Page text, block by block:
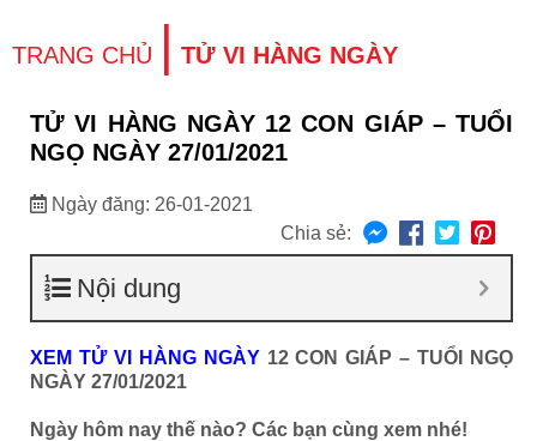
TRANG CHỦ | TỬ VI HÀNG NGÀY
TỬ VI HÀNG NGÀY 12 CON GIÁP – TUỔI
NGỌ NGÀY 27/01/2021
Ngày đăng: 26-01-2021
Chia sẻ:
Nội dung
XEM TỬ VI HÀNG NGÀY12 CON GIÁP – TUỔI NGỌ
NGÀY 27/01/2021
Ngày hôm nay thế nào? Các bạn cùng xem nhé!